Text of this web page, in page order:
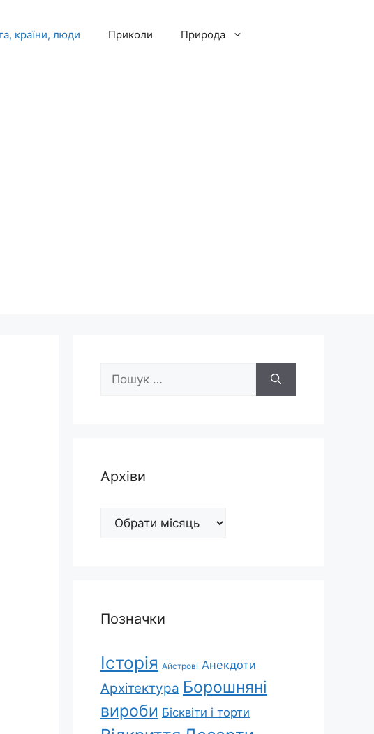
країни, люди Приколи Природа
Пошук:
Архіви
Архіви
Позначки
Історія Айстрові Анекдоти
Архітектура Борошняні
вироби Бісквіти і торти